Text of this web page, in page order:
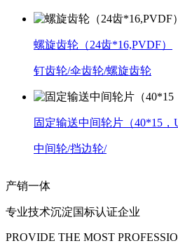
螺旋齿轮（24齿*16,PVDF）
钉齿轮/伞齿轮/螺旋齿轮
固定输送中间轮片（40*15，
中间轮/挡边轮/
产销一体
专业技术沉淀国标认证企业
PROVIDE THE MOST